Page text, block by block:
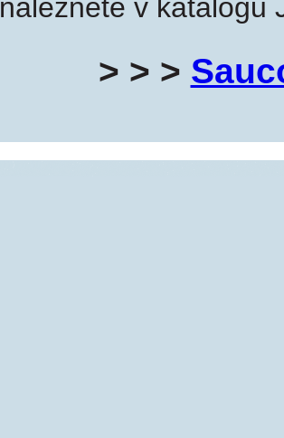
naleznete v katalogu
> > >